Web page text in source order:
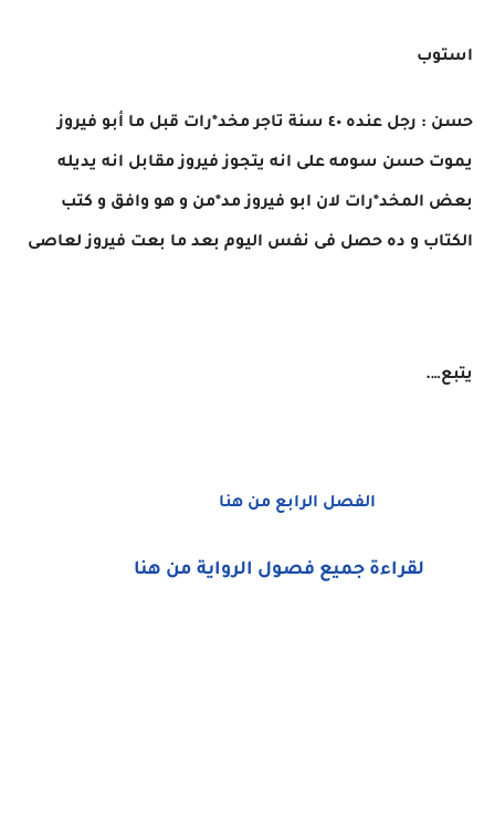
استوب
حسن : رجل عنده ٤٠ سنة تاجر مخد*رات قبل ما أبو فيروز
يموت حسن سومه على انه يتجوز فيروز مقابل انه يديله
بعض المخد*رات لان ابو فيروز مد*من و هو وافق و كتب
الكتاب و ده حصل فى نفس اليوم بعد ما بعت فيروز لعاصى
يتبع….
الفصل الرابع من هنا
لقراءة جميع فصول الرواية من هنا